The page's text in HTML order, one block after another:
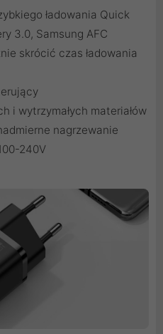
ładowania Quick
3.0, Samsung AFC
skrócić czas ładowania
i wytrzymałych materiałów
nagrzewanie
240V